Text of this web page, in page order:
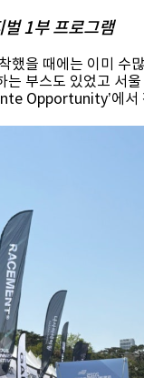
1부 프로그램
했을 때에는 이미
는 부스도 있었고 서
Opportunity’에서